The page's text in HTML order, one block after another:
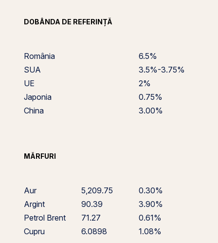
DOBÂNDA DE REFERINȚĂ
România
6.5%
SUA
3.5%-3.75%
UE
2%
Japonia
0.75%
China
3.00%
MĂRFURI
Aur 5,209.75
0.30%
Argint
90.39
3.90%
Petrol Brent
71.27
0.61%
Cupru
6.0898 1.08%